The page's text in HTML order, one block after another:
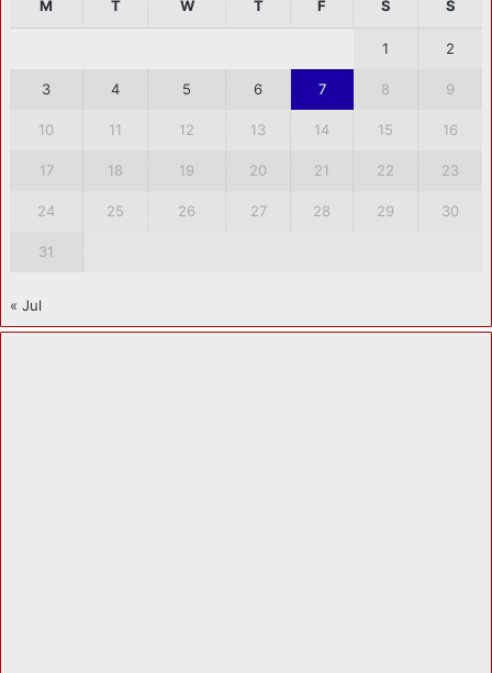
M T W T F S S
1 2
3 4 5 6 7 8 9
10 11 12 13 14 15 16
17 18 19 20 21 22 23
24 25 26 27 28 29 30
31
« Jul